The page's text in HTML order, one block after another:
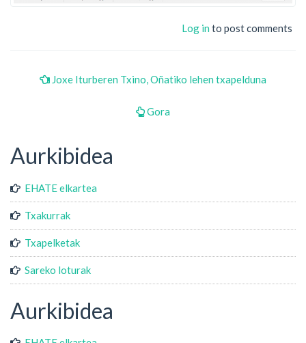
Log in to post comments
Joxe Iturberen Txino, Oñatiko lehen txapelduna
Gora
Aurkibidea
EHATE elkartea
Txakurrak
Txapelketak
Sareko loturak
Aurkibidea